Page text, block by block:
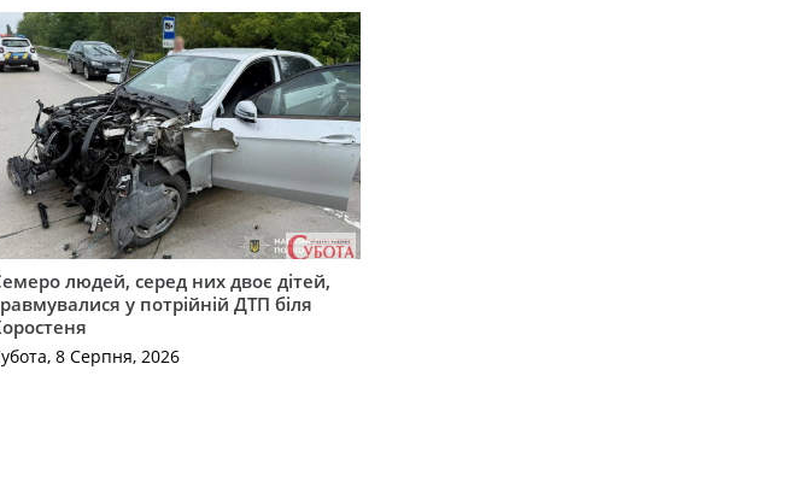
людей, серед них двоє дітей,
у потрійній ДТП біля
8 Серпня, 2026